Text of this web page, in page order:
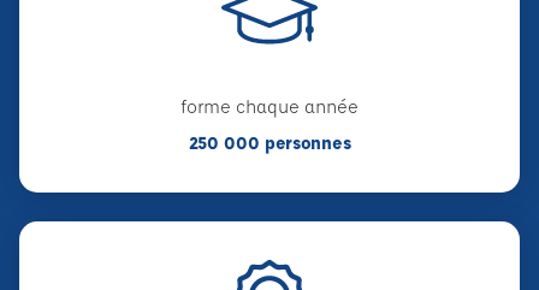
forme chaque année
250 000 personnes